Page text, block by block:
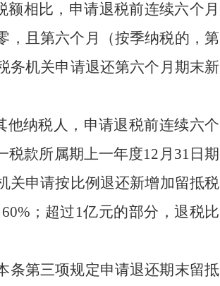
额相比，申请退税前连续六个月
，且第六个月（按季纳税的，第
务机关申请退还第六个月期末新
纳税人，申请退税前连续六个
税款所属期上一年度12 月 31 日期
关申请按比例退还新增加留抵税
60% ；超过1亿元的部分，退税比
第三项规定申请退还期末留抵